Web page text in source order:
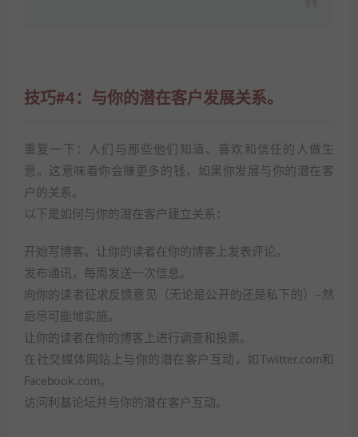
技巧#4：与你的潜在客户发展关系。
重复一下：人们与那些他们知道、喜欢和信任的人做生
意。这意味着你会赚更多的钱，如果你发展与你的潜在客
户的关系。
以下是如何与你的潜在客户建立关系：
开始写博客。让你的读者在你的博客上发表评论。
发布通讯，每周发送一次信息。
向你的读者征求反馈意见（无论是公开的还是私下的）–然
后尽可能地实施。
让你的读者在你的博客上进行调查和投票。
在社交媒体网站上与你的潜在客户互动，如Twitter.com和
Facebook.com。
访问利基论坛并与你的潜在客户互动。